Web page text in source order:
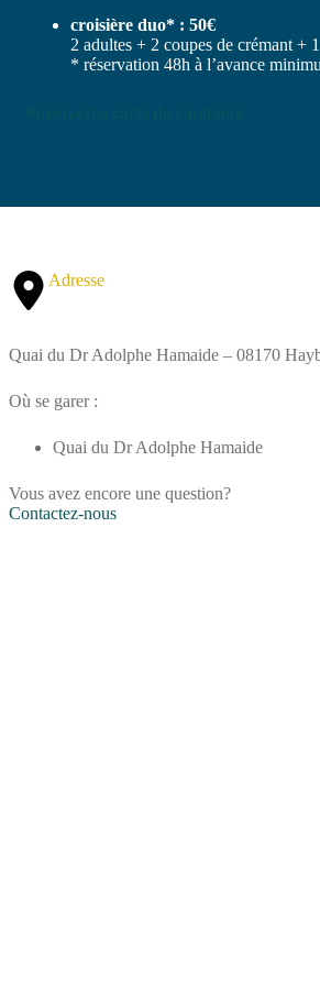
croisière duo* : 50€
2 adultes + 2 coupes de crémant +
* réservation 48h à l’avance
Adresse
Quai du Dr Adolphe Hamaide – 08170
Où se garer :
Quai du Dr Adolphe Hamaide
Vous avez encore une question?
Contactez-nous